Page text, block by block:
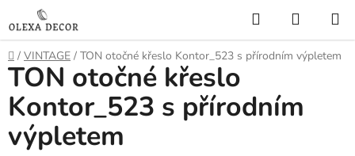
na
obsah
Hledat
KOŠÍK
Domů
/ VINTAGE / TON otočné křeslo Kontor_523 s přírodním výpletem
TON otočné křeslo
Kontor_523 s přírodním
výpletem